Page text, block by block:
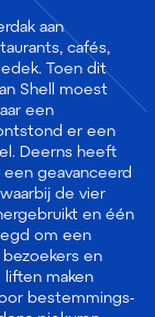
aan
cafés,
Toen dit
Shell moest
een
er een
Deerns heeft
geavanceerd
de vier
en één
om een
en
maken
bestemmings-